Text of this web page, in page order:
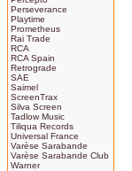
Perseverance
Playtime
Prometheus
Rai Trade
RCA
RCA Spain
Retrograde
SAE
Saimel
ScreenTrax
Silva Screen
Tadlow Music
Tiliqua Records
Universal France
Varèse Sarabande
Varèse Sarabande Club
Warner